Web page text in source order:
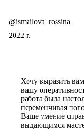
@ismailova_rossina
2022 г.
Хочу выразить
вашу
работа была
переменчивая
Ваше умение
выдающимся